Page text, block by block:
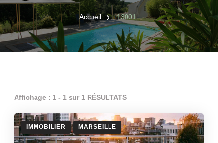
Accueil 13001
Affichage : 1 - 1 sur 1 RÉSULTATS
IMMOBILIER MARSEILLE